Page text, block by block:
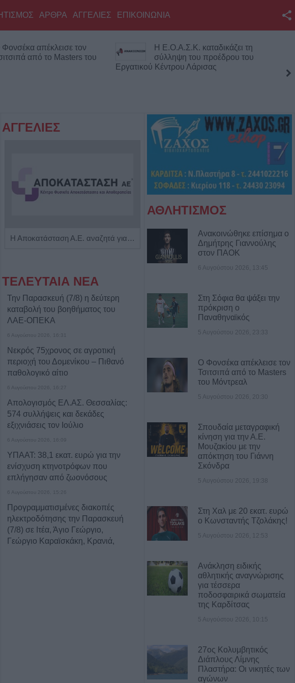
Twitter
YouTube
RSS
Επικοινωνία με το
KarditsaLive.Net
ΑΡΘΡΑ ΑΓΓΕΛΙΕΣ ΕΠΙΚΟΙΝΩΝΙΑ
απέκλεισε τον
από το Masters του
Η Ε.Ο.Α.Σ.Κ. καταδικάζει τη
σύλληψη του προέδρου του
Εργατικού Κέντρου Λάρισας
ΑΓΓΕΛΙΕΣ
Η Αποκατάσταση Α.Ε. αναζητά για εργασία Νοσηλευτές και Βοηθούς Νοσηλευτές Πωλείται μονοκατοικία τριών επιπέδων στο καταπράσινο Πευκόφυτο Καρδίτσας
ΤΕΛΕΥΤΑΙΑ ΝΕΑ
Την Παρασκευή (7/8) η δεύτερη
καταβολή του βοηθήματος του
ΛΑΕ-ΟΠΕΚΑ
6 Αυγούστου 2026, 16:31
Νεκρός 75χρονος σε αγροτική
περιοχή του Δομενίκου – Πιθανό
παθολογικό αίτιο
6 Αυγούστου 2026, 16:27
Απολογισμός ΕΛ.ΑΣ. Θεσσαλίας:
574 συλλήψεις και δεκάδες
εξιχνιάσεις τον Ιούλιο
6 Αυγούστου 2026, 16:09
ΥΠΑΑΤ: 38,1 εκατ. ευρώ για την
ενίσχυση κτηνοτρόφων που
επλήγησαν από ζωονόσους
6 Αυγούστου 2026, 15:26
Προγραμματισμένες διακοπές
ηλεκτροδότησης την Παρασκευή
(7/8) σε Ιτέα, Άγιο Γεώργιο,
Γεώργιο Καραϊσκάκη, Κρανιά,
ΑΘΛΗΤΙΣΜΟΣ
Ανακοινώθηκε επίσημα ο
Δημήτρης Γιαννούλης
στον ΠΑΟΚ
6 Αυγούστου 2026, 13:45
Στη Σόφια θα ψάξει την
πρόκριση ο
Παναθηναϊκός
5 Αυγούστου 2026, 23:33
Ο Φονσέκα απέκλεισε τον
Τσιτσιπά από το Masters
του Μόντρεαλ
5 Αυγούστου 2026, 20:30
Σπουδαία μεταγραφική
κίνηση για την Α.Ε.
Μουζακίου με την
απόκτηση του Γιάννη
Σκόνδρα
5 Αυγούστου 2026, 19:38
Στη Χαλ με 20 εκατ. ευρώ
ο Κωνσταντής Τζολάκης!
5 Αυγούστου 2026, 12:53
Ανάκληση ειδικής
αθλητικής αναγνώρισης
για τέσσερα
ποδοσφαιρικά σωματεία
της Καρδίτσας
5 Αυγούστου 2026, 10:15
27ος Κολυμβητικός
Διάπλους Λίμνης
Πλαστήρα: Οι νικητές των
αγώνων